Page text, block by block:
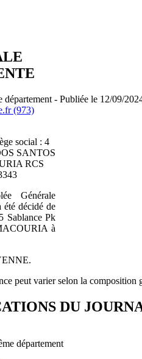
département - Publiée le 12/09/
(973)
social : 4
SANTOS
RCS
Générale
décidé de
Sablance Pk
à
peut varier selon la composition
DU
département